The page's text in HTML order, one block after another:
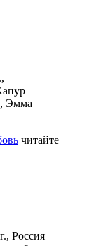
Эмма
читайте
Россия